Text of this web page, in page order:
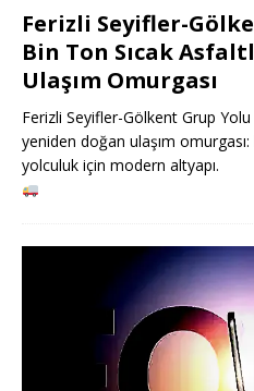
Ferizli Seyifler-
Bin Ton Sıcak
Ulaşım Omurgası
Ferizli Seyifler-Gölkent Grup
yeniden doğan ulaşım
yolculuk için modern altyapı.